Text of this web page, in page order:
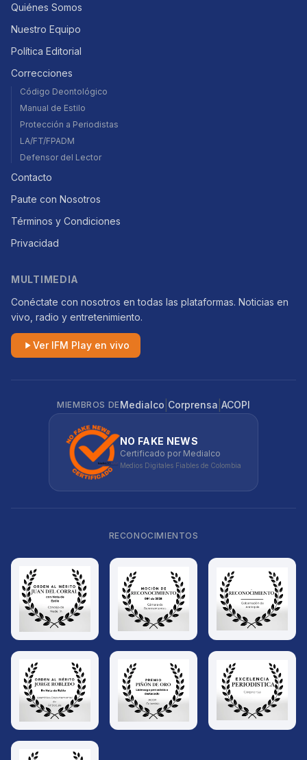
Quiénes Somos
Nuestro Equipo
Política Editorial
Correcciones
Código Deontológico
Manual de Estilo
Protección a Periodistas
LA/FT/FPADM
Defensor del Lector
Contacto
Paute con Nosotros
Términos y Condiciones
Privacidad
MULTIMEDIA
Conéctate con nosotros en todas las plataformas. Noticias en
vivo, radio y entretenimiento.
Ver IFM Play en vivo
MIEMBROS DEMedialco Corprensa ACOPI
NO FAKE NEWS
Certificado por Medialco
Medios Digitales Fiables de Colombia
RECONOCIMIENTOS